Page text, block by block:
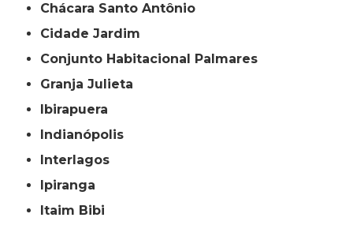
Chácara Santo Antônio
Cidade Jardim
Conjunto Habitacional Palmares
Granja Julieta
Ibirapuera
Indianópolis
Interlagos
Ipiranga
Itaim Bibi